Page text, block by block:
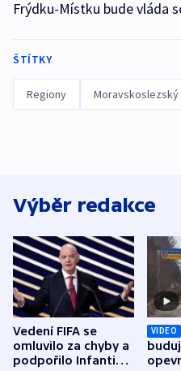
Frýdku-Místku bude vláda
ŠTÍTKY
Regiony Moravskoslezský
Výběr redakce
Vedení FIFA se
omluvilo za chyby a
podpořilo Infantina.
VIDEO